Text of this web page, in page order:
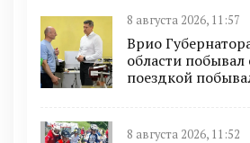
8 августа 2026, 11:57
Врио
области побывал
поездкой
8 августа 2026, 11:52